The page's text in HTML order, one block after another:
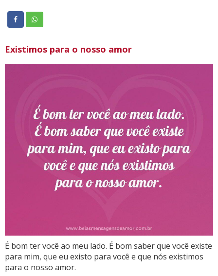
Existimos para o nosso amor
É bom ter você ao meu lado. É bom saber que você existe
para mim, que eu existo para você e que nós existimos
para o nosso amor.